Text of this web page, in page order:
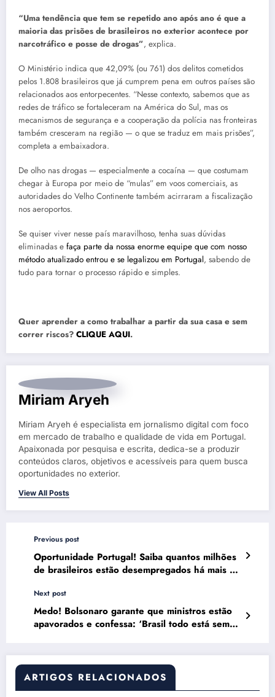
“Uma tendência que tem se repetido ano após ano é que a
maioria das prisões de brasileiros no exterior acontece por
narcotráfico e posse de drogas”, explica.
O Ministério indica que 42,09% (ou 761) dos delitos cometidos
pelos 1.808 brasileiros que já cumprem pena em outros países são
relacionados aos entorpecentes. “Nesse contexto, sabemos que as
redes de tráfico se fortaleceram na América do Sul, mas os
mecanismos de segurança e a cooperação da polícia nas fronteiras
também cresceram na região — o que se traduz em mais prisões”,
completa a embaixadora.
De olho nas drogas — especialmente a cocaína — que costumam
chegar à Europa por meio de “mulas” em voos comerciais, as
autoridades do Velho Continente também acirraram a fiscalização
nos aeroportos.
Se quiser viver nesse país maravilhoso, tenha suas dúvidas
eliminadas e faça parte da nossa enorme equipe que com nosso
método atualizado entrou e se legalizou em Portugal, sabendo de
tudo para tornar o processo rápido e simples.
Quer aprender a como trabalhar a partir da sua casa e sem
correr riscos? CLIQUE AQUI.
Miriam Aryeh
Miriam Aryeh é especialista em jornalismo digital com foco
em mercado de trabalho e qualidade de vida em Portugal.
Apaixonada por pesquisa e escrita, dedica-se a produzir
conteúdos claros, objetivos e acessíveis para quem busca
oportunidades no exterior.
View All Posts
Previous post
Oportunidade Portugal! Saiba quantos milhões
de brasileiros estão desempregados há mais de
Next post
Medo! Bolsonaro garante que ministros estão
apavorados e confessa: ‘Brasil todo está sem
ARTIGOS RELACIONADOS